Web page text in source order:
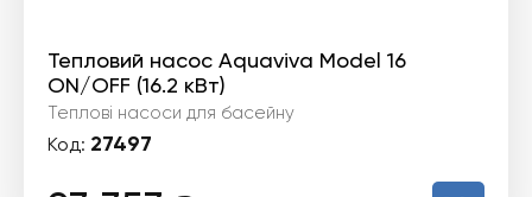
Тепловий насос Aquaviva Model 16
ON/OFF (16.2 кВт)
Теплові насоси для басейну
Код: 27497